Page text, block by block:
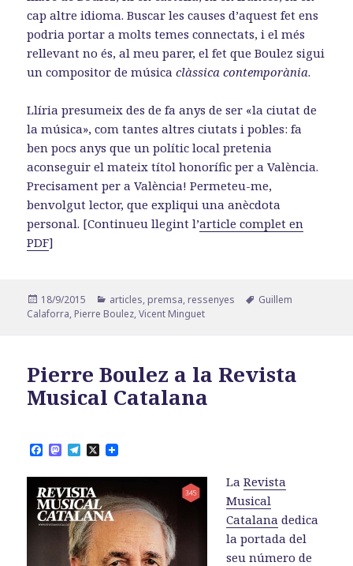
cap altre idioma. Buscar les causes d’aquest fet ens
podria portar a molts temes connectats, i el més
rellevant no és, al meu parer, el fet que Boulez sigui
un compositor de músicaclàssica contemporània.
Llíria presumeix des de fa anys de ser «la ciutat de
la música», com tantes altres ciutats i pobles: fa
ben pocs anys que un polític local pretenia
aconseguir el mateix títol honorífic per a València.
Precisament per a València! Permeteu-me,
benvolgut lector, que expliqui una anècdota
personal. [Continueu llegint l’article complet en
PDF]
Publicat
el
18/9/2015 Categories
articles, premsa, ressenyes Etiquetes
Guillem
Calaforra, Pierre Boulez,Vicent Minguet
Pierre Boulez a la Revista
Musical Catalana
F
c
e
b
o
o
M
s
t
o
d
o
n
T
l
e
g
r
a
m
X
LaRevista
Musical
Catalana dedica
la portada del
seu número de